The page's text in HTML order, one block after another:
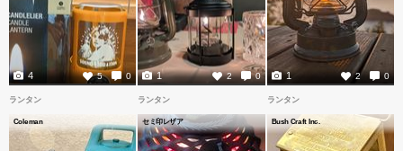
5 0
4 2 0
1 2 0
1
ランタン
Coleman
ランタン
セミ印レザア
ランタン
Bush Craft Inc.